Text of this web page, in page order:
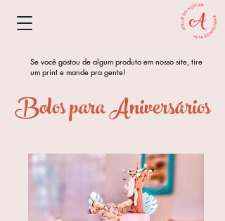
Se você gostou de algum produto em nosso site, tire
um print e mande pra gente!
Bolos para Aniversários